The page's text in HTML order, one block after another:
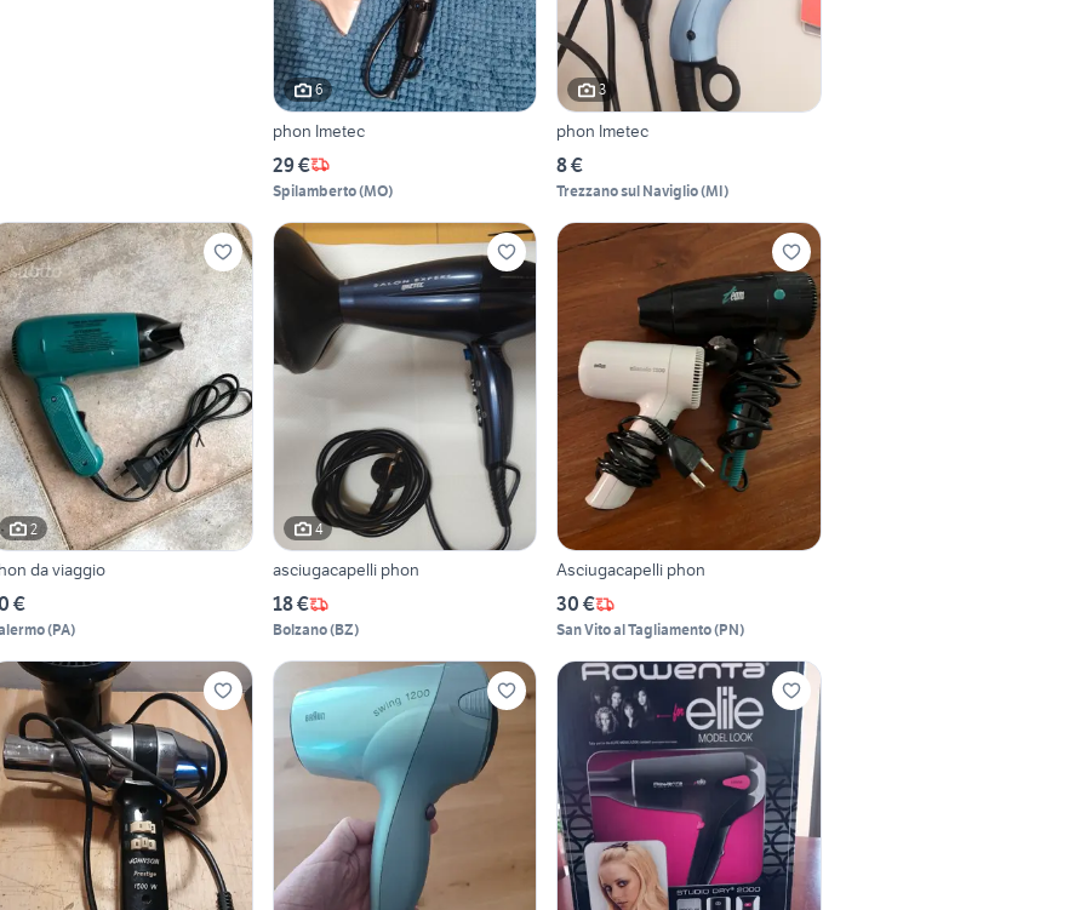
6
phon Imetec
29 €
Spilamberto(MO)
3
phon Imetec
8 €
Trezzano sul Naviglio(MI)
2
da viaggio
€
(PA)
4
asciugacapelli phon
18 €
Bolzano(BZ)
Asciugacapelli phon
30 €
San Vito al Tagliamento(PN)